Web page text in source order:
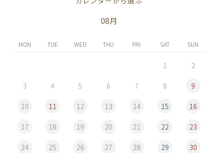
08月
MON TUE WED THU FRI SAT SUN
1 2
3 4 5 6 7 8 9
10 11 12 13 14 15 16
17 18 19 20 21 22 23
24 25 26 27 28 29 30